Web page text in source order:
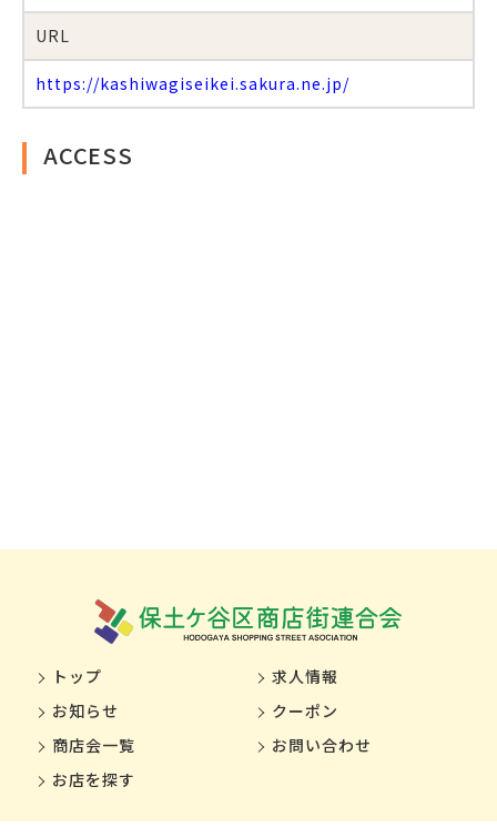
URL
https://kashiwagiseikei.sakura.ne.jp/
ACCESS
トップ
お知らせ
商店会一覧
お店を探す
求人情報
クーポン
お問い合わせ